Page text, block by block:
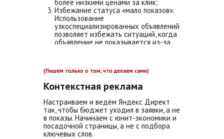
более низкими ценами за клик;
Избежание статуса «мало показов».
Использование
узкоспециализированных объявлений
позволяет избежать ситуаций, когда
объявление не показывается из-за
(Пишем только о том, что делаем сами)
Контекстная реклама
Настраиваем и ведём Яндекс Директ
так, чтобы бюджет уходил в заявки, а не
в показы. Начинаем с юнит-экономики и
посадочной страницы, а не с подбора
ключевых слов.